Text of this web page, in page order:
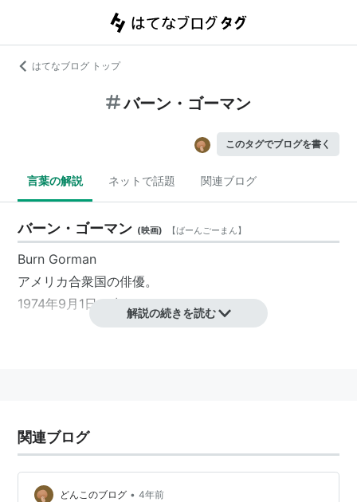
はてなブログ トップ
バーン・ゴーマン
このタグでブログを書く
言葉の解説 ネットで話題 関連ブログ
バーン・ゴーマン (映画) 【ばーんごーまん】
Burn Gorman
アメリカ合衆国の俳優。
1974年9月1日、生まれ。
解説の続きを読む
関連ブログ
どんこのブログ • 4年前